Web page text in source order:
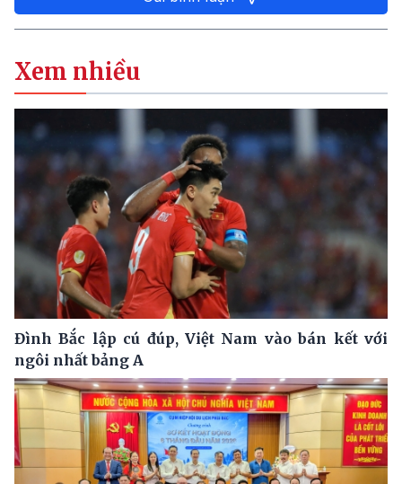
Xem nhiều
Đình Bắc lập cú đúp, Việt Nam vào bán kết với
ngôi nhất bảng A